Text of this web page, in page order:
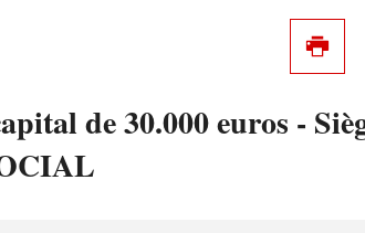
de 30.000 euros -